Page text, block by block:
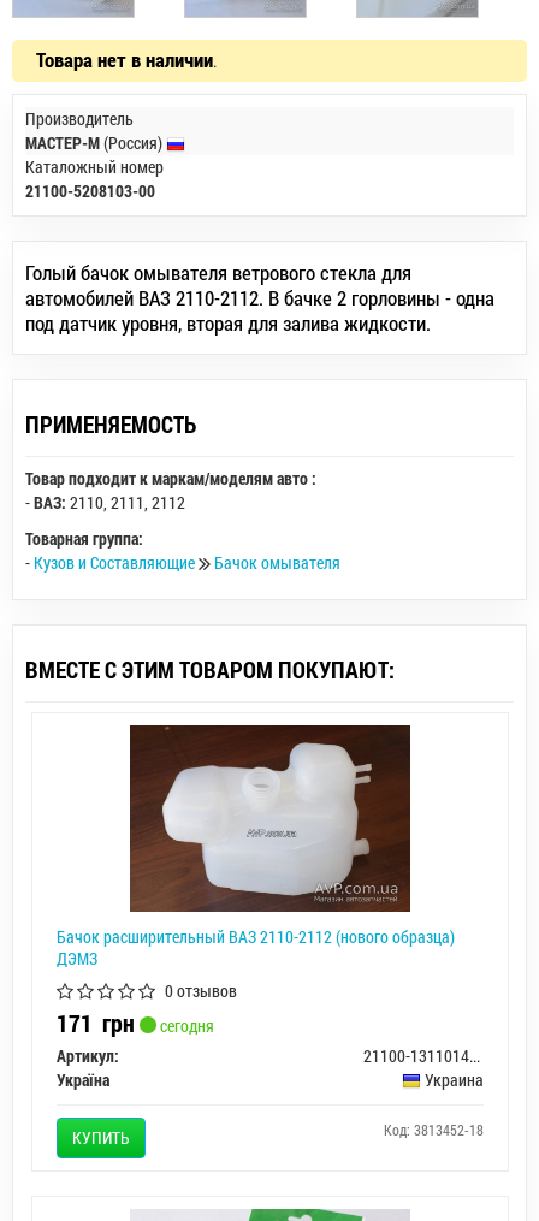
Товара нет в наличии.
Производитель
МАСТЕР-М(Россия)
Каталожный номер
21100-5208103-00
Голый бачок омывателя ветрового стекла для
автомобилей ВАЗ 2110-2112. В бачке 2 горловины - одна
под датчик уровня, вторая для залива жидкости.
ПРИМЕНЯЕМОСТЬ
Товар подходит к маркам/моделям авто :
-ВАЗ: 2110 2111 2112
Товарная группа:
- Кузов и Составляющие Бачок омывателя
ВМЕСТЕ С ЭТИМ ТОВАРОМ ПОКУПАЮТ:
Бачок расширительный ВАЗ 2110-2112 (нового образца)
ДЭМЗ
0 отзывов
171 грн
сегодня
Артикул:
21100-1311014-02
Україна
Украина
КУПИТЬ Код: 3813452-18